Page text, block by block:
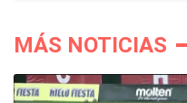
MÁS NOTICIAS